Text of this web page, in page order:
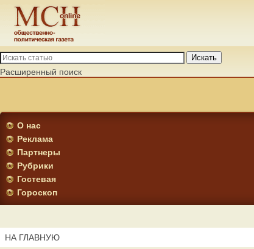
Искать
Расширенный поиск
О нас
Реклама
Партнеры
Рубрики
Гостевая
Гороскоп
НА ГЛАВНУЮ